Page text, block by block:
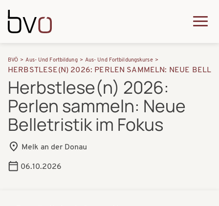
i
c
k
m
e
a
u
p
t
n
P
f
a
d
n
a
v
BVÖ Aus- Und Fortbildung Aus- Und Fortbildungskurse
HERBSTLESE(N) 2026: PERLEN SAMMELN: NEUE
Herbstlese(n) 2026:
Perlen sammeln: Neue
Belletristik im Fokus
Melk an der Donau
06.10.2026